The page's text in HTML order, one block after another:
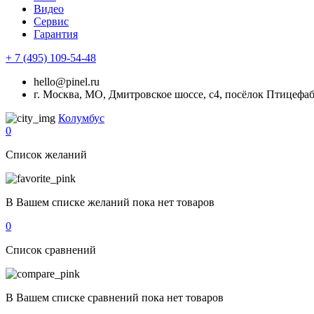
Видео
Сервис
Гарантия
+ 7 (495) 109-54-48
hello@pinel.ru
г. Москва, МО, Дмитровское шоссе, с4, посёлок
Колумбус
0
Список желаний
В Вашем списке желаний пока нет товаров
0
Список сравнений
В Вашем списке сравнений пока нет товаров